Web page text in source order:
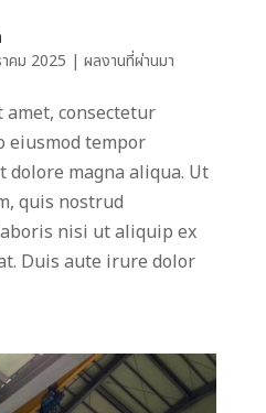
คม 2025 | ผลงานที่ผ่านมา
consectetur
eiusmod tempor
magna aliqua. Ut
quis nostrud
nisi ut aliquip ex
Duis aute irure dolor